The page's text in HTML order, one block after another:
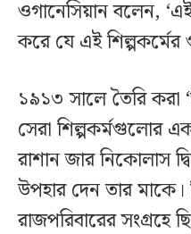
ওগানেসিয়ান বলেন,
করে যে এই শিল্পকর্মের
১৯১৩ সালে তৈরি করা
সেরা শিল্পকর্মগুলোর
রাশান জার নিকোলাস
উপহার দেন তার
রাজপরিবারের সংগ্রহে